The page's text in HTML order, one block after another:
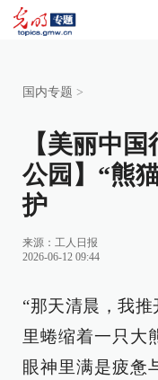
国内专题 >
【美丽中
公园】“熊
护
来源： 工人日报
2026-06-12 09:44
“那天清晨，我
里蜷缩着一只大
眼神里满是疲惫